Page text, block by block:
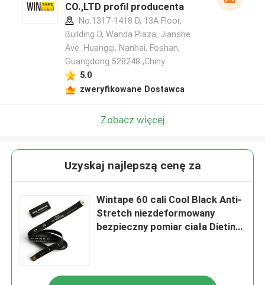
CO.,LTD profil producenta
No.1317-1418 D, 13A Floor,
Building D, Wanda Plaza, Jianshe
Ave. Huangqi, Nanhai, Foshan,
Guangdong 528248 ,Chiny
5.0
zweryfikowane Dostawca
Zobacz więcej
Uzyskaj najlepszą cenę za
Wintape 60 cali Cool Black Anti-
Stretch niezdeformowany
bezpieczny pomiar ciała Dieting